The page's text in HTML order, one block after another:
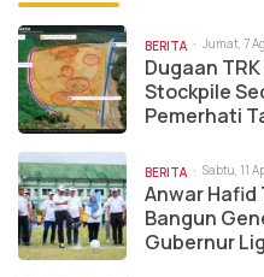
BERITA Jumat, 7
Dugaan
Stockpile
Pemerhati
BERITA Sabtu, 11
‎Anwar Hafid
Bangun
Gubernur